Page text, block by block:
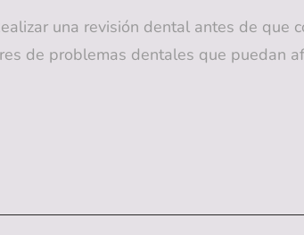
una revisión dental antes de que
de problemas dentales que puedan